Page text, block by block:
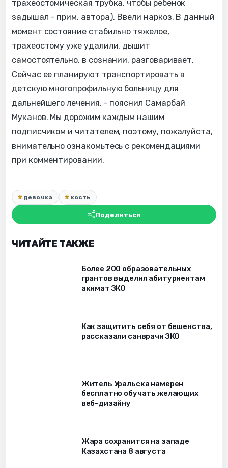
трахеостомическая трубка, чтобы ребенок
задышал - прим. автора). Ввели наркоз. В данный
момент состояние стабильно тяжелое,
трахеостому уже удалили, дышит
самостоятельно, в сознании, разговаривает.
Сейчас ее планируют транспортировать в
детскую многопрофильную больницу для
дальнейшего лечения, - пояснил Самарбай
Муканов. Мы дорожим каждым нашим
подписчиком и читателем, поэтому, пожалуйста,
внимательно ознакомьтесь с рекомендациями
при комментировании.
девочка кость
Поделиться
ЧИТАЙТЕ ТАКЖЕ
Более 200 образовательных
грантов выделил абитуриентам
акимат ЗКО
Как защитить себя от бешенства,
рассказали санврачи ЗКО
Житель Уральска намерен
бесплатно обучать желающих
веб-дизайну
Жара сохранится на западе
Казахстана 8 августа